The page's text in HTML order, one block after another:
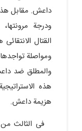
داعش. مقابل
ودرجة
القتال
ومواصلة
والمطلق ضد
هذه
هزیمة داعش.